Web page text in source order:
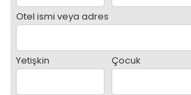
Otel ismi veya adres
Yetişkin Çocuk